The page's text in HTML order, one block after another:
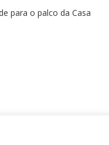
para o palco da Casa
de sucesso,